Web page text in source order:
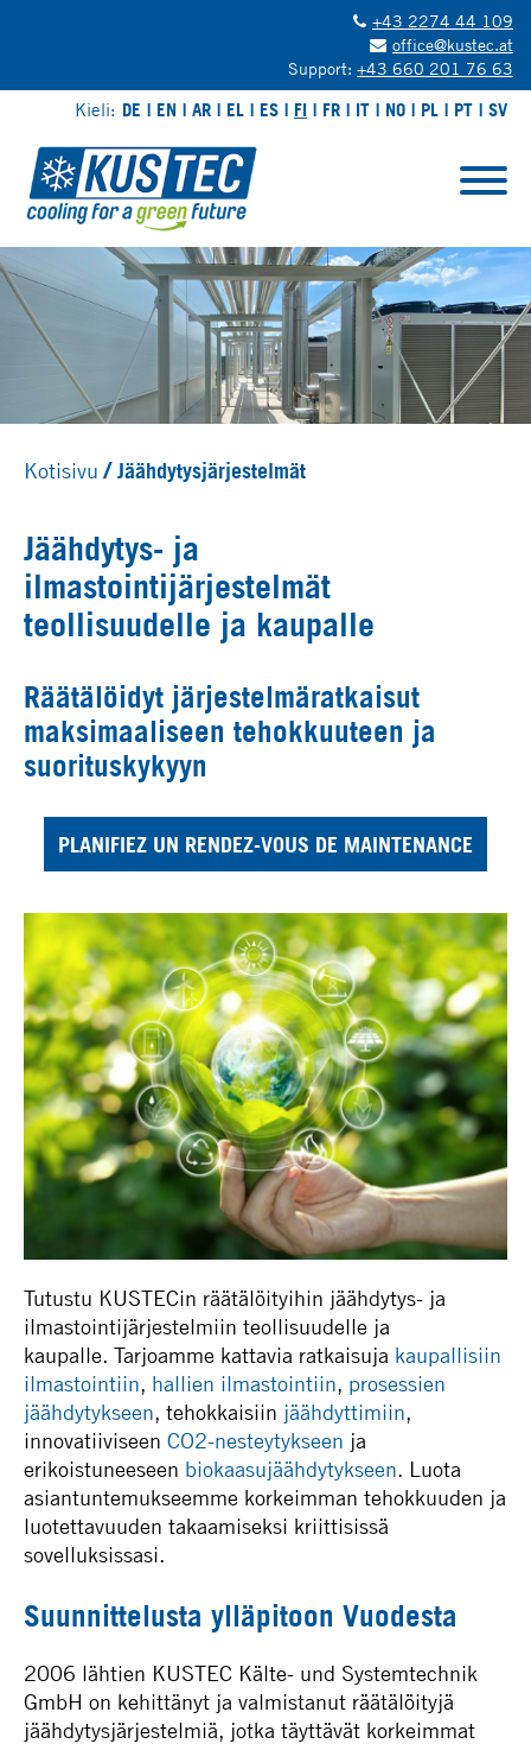
+43 2274 44 109
office@kustec.at
Support: +43 660 201 76 63
Kieli: DE EN AR EL ES FI FR IT NO PL PT SV
Kotisivu Jäähdytysjärjestelmät
Jäähdytys- ja
ilmastointijärjestelmät
teollisuudelle ja kaupalle
Räätälöidyt järjestelmäratkaisut
maksimaaliseen tehokkuuteen ja
suorituskykyyn
PLANIFIEZ UN RENDEZ-VOUS DE MAINTENANCE
Tutustu KUSTECin räätälöityihin jäähdytys- ja
ilmastointijärjestelmiin teollisuudelle ja
kaupalle. Tarjoamme kattavia ratkaisuja kaupallisiin
ilmastointiin, hallien ilmastointiin, prosessien
jäähdytykseen, tehokkaisiin jäähdyttimiin,
innovatiiviseen CO2-nesteytykseen ja
erikoistuneeseen biokaasujäähdytykseen. Luota
asiantuntemukseemme korkeimman tehokkuuden ja
luotettavuuden takaamiseksi kriittisissä
sovelluksissasi.
Suunnittelusta ylläpitoon Vuodesta
2006 lähtien KUSTEC Kälte- und Systemtechnik
GmbH on kehittänyt ja valmistanut räätälöityjä
jäähdytysjärjestelmiä, jotka täyttävät korkeimmat